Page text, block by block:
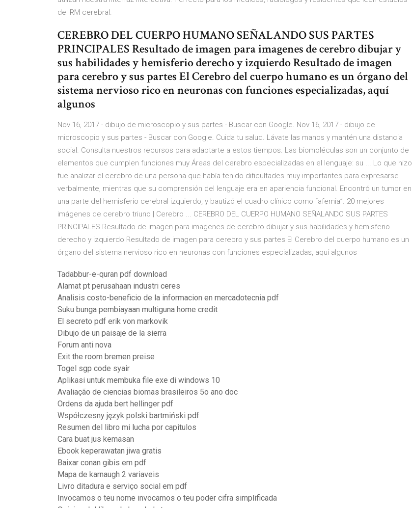
de IRM cerebral.
CEREBRO DEL CUERPO HUMANO SEÑALANDO SUS PARTES
PRINCIPALES Resultado de imagen para imagenes de cerebro dibujar y
sus habilidades y hemisferio derecho y izquierdo Resultado de imagen
para cerebro y sus partes El Cerebro del cuerpo humano es un órgano del
sistema nervioso rico en neuronas con funciones especializadas, aquí
algunos
Nov 16, 2017 - dibujo de microscopio y sus partes - Buscar con Google. Nov 16, 2017 - dibujo de
microscopio y sus partes - Buscar con Google. Cuida tu salud. Lávate las manos y mantén una distancia
social. Consulta nuestros recursos para adaptarte a estos tiempos. Las biomoléculas son un conjunto de
elementos que cumplen funciones muy Áreas del cerebro especializadas en el lenguaje: su ... Lo que hizo
fue analizar el cerebro de una persona que había tenido dificultades muy importantes para expresarse
verbalmente, mientras que su comprensión del lenguaje era en apariencia funcional. Encontró un tumor en
una parte del hemisferio cerebral izquierdo, y bautizó el cuadro clínico como “afemia”. 20 mejores
imágenes de cerebro triuno | Cerebro ... CEREBRO DEL CUERPO HUMANO SEÑALANDO SUS PARTES
PRINCIPALES Resultado de imagen para imagenes de cerebro dibujar y sus habilidades y hemisferio
derecho y izquierdo Resultado de imagen para cerebro y sus partes El Cerebro del cuerpo humano es un
órgano del sistema nervioso rico en neuronas con funciones especializadas, aquí algunos
Tadabbur-e-quran pdf download
Alamat pt perusahaan industri ceres
Analisis costo-beneficio de la informacion en mercadotecnia pdf
Suku bunga pembiayaan multiguna home credit
El secreto pdf erik von markovik
Dibujo de un paisaje de la sierra
Forum anti nova
Exit the room bremen preise
Togel sgp code syair
Aplikasi untuk membuka file exe di windows 10
Avaliação de ciencias biomas brasileiros 5o ano doc
Ordens da ajuda bert hellinger pdf
Współczesny język polski bartmiński pdf
Resumen del libro mi lucha por capitulos
Cara buat jus kemasan
Ebook keperawatan jiwa gratis
Baixar conan gibis em pdf
Mapa de karnaugh 2 variaveis
Livro ditadura e serviço social em pdf
Invocamos o teu nome invocamos o teu poder cifra simplificada